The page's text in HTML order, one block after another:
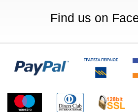
Find us on